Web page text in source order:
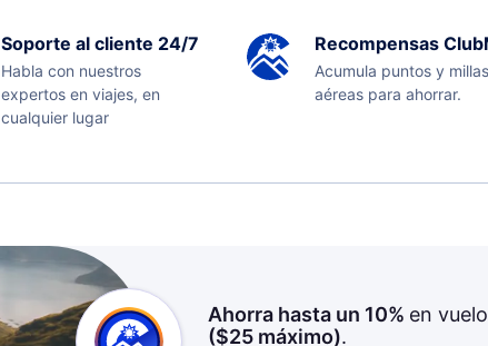
Soporte al cliente 24/7
Habla con nuestros
expertos en viajes, en
cualquier lugar
Recompensas
Acumula puntos y millas
aéreas para ahorrar.
Ahorra hasta un 10% en
($25máximo).